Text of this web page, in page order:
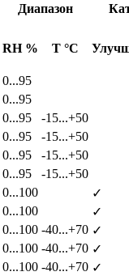
Диапазон
RH % Т °C
0...95
0...95
0...95
-15...+50
0...95
-15...+50
0...95
-15...+50
0...95
-15...+50
0...100
✓
0...100
✓
0...100 -40...+70 ✓
0...100 -40...+70 ✓
0...100 -40...+70 ✓